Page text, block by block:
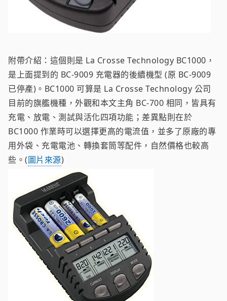
附帶介紹：這個則是 La Crosse Technology BC1000，
是上面提到的 BC-9009 充電器的後續機型 (原 BC-9009
已停產)。BC1000 可算是 La Crosse Technology 公司
目前的旗艦機種，外觀和本文主角 BC-700 相同，皆具有
充電、放電、測試與活化四項功能；差異點則在於
BC1000 作業時可以選擇更高的電流值，並多了原廠的專
用外袋、充電電池、轉換套筒等配件，自然價格也較高
些。(圖片來源)